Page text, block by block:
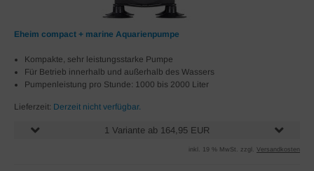
Eheim compact + marine Aquarienpumpe
Kompakte, sehr leistungsstarke Pumpe
Für Betrieb innerhalb und außerhalb des Wassers
Pumpenleistung pro Stunde: 1000 bis 2000 Liter
Lieferzeit: Derzeit nicht verfügbar.
1 Variante ab 164,95 EUR
inkl. 19 % MwSt. zzgl. Versandkosten